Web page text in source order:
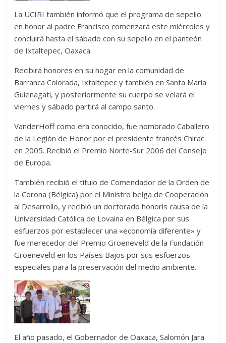
La UCIRI también informó que el programa de sepelio
en honor al padre Francisco comenzará este miércoles y
concluirá hasta el sábado con su sepelio en el panteón
de Ixtaltepec, Oaxaca.
Recibirá honores en su hogar en la comunidad de
Barranca Colorada, Ixtaltepec y también en Santa María
Guienagati, y posteriormente su cuerpo se velará el
viernes y sábado partirá al campo santo.
VanderHoff como era conocido, fue nombrado Caballero
de la Legión de Honor por el presidente francés Chirac
en 2005. Recibió el Premio Norte-Sur 2006 del Consejo
de Europa.
También recibió el titulo de Comendador de la Orden de
la Corona (Bélgica) por el Ministro belga de Cooperación
al Desarrollo, y recibió un doctorado honoris causa de la
Universidad Católica de Lovaina en Bélgica por sus
esfuerzos por establecer una «economía diferente» y
fue merecedor del Premio Groeneveld de la Fundación
Groeneveld en los Países Bajos por sus esfuerzos
especiales para la preservación del medio ambiente.
El año pasado, el Gobernador de Oaxaca, Salomón Jara